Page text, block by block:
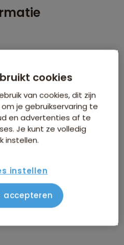
cookies
van cookies, dit zijn
je gebruikservaring te
en advertenties af te
Je kunt ze volledig
instellen.
instellen
accepteren